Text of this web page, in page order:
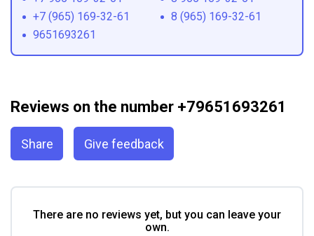
+7 (965) 169-32-61
8 (965) 169-32-61
9651693261
Reviews on the number +79651693261
Share Give feedback
There are no reviews yet, but you can leave your
own.